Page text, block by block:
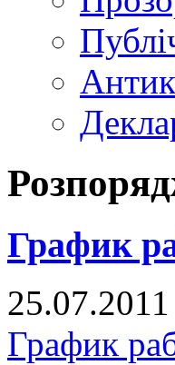
График
25.07.2011
График